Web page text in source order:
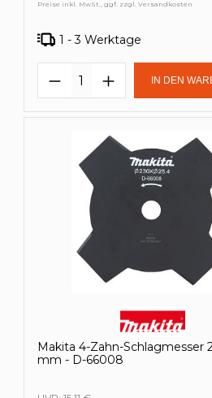
Preise inkl. MwSt., ggf. zzgl. Versandkosten
1 - 3 Werktage
Produkt Anzahl:
IN DEN
Makita 4-Zahn-Schlagmesser
mm - D-66008